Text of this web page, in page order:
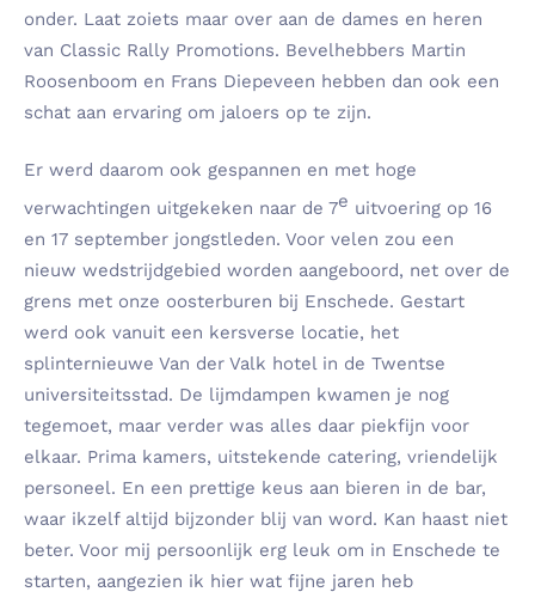
onder. Laat zoiets maar over aan de dames en heren
van Classic Rally Promotions. Bevelhebbers Martin
Roosenboom en Frans Diepeveen hebben dan ook een
schat aan ervaring om jaloers op te zijn.
Er werd daarom ook gespannen en met hoge
verwachtingen uitgekeken naar de 7e uitvoering op 16
en 17 september jongstleden. Voor velen zou een
nieuw wedstrijdgebied worden aangeboord, net over de
grens met onze oosterburen bij Enschede. Gestart
werd ook vanuit een kersverse locatie, het
splinternieuwe Van der Valk hotel in de Twentse
universiteitsstad. De lijmdampen kwamen je nog
tegemoet, maar verder was alles daar piekfijn voor
elkaar. Prima kamers, uitstekende catering, vriendelijk
personeel. En een prettige keus aan bieren in de bar,
waar ikzelf altijd bijzonder blij van word. Kan haast niet
beter. Voor mij persoonlijk erg leuk om in Enschede te
starten, aangezien ik hier wat fijne jaren heb